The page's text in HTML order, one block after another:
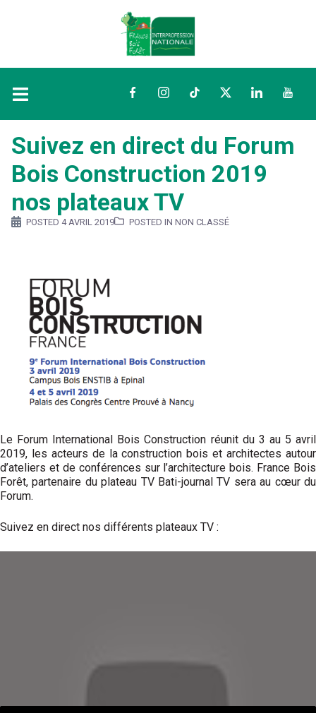
FacebookInstagramTikTokTwitterLinkedIn
Suivez en direct du Forum
Bois Construction 2019
nos plateaux TV
POSTED 4 AVRIL 2019 POSTED IN NON CLASSÉ
Le Forum International Bois Construction réunit du 3 au 5 avril
2019, les acteurs de la construction bois et architectes autour
d’ateliers et de conférences sur l’architecture bois. France Bois
Forêt, partenaire du plateau TV Bati-journal TV sera au cœur du
Forum.
Suivez en direct nos différents plateaux TV :